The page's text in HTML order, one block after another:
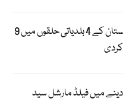
الیکشن کمیشن نے بلوچستان کے 4 بلدیاتی حلقوں میں 9
میں فیلڈ مارشل سید